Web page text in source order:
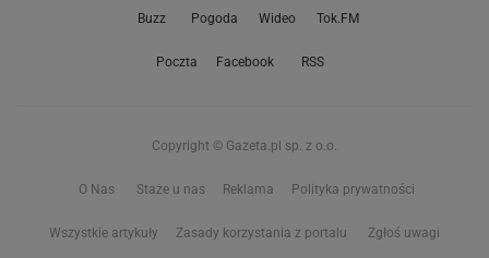
Buzz Pogoda Wideo Tok.FM
Poczta Facebook RSS
Copyright © Gazeta.pl sp. z o.o.
O Nas Staże u nas Reklama Polityka prywatności
Wszystkie artykuły Zasady korzystania z portalu Zgłoś uwagi